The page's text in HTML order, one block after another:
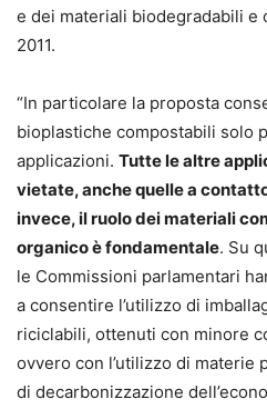
e dei materiali biodegradabili e
2011.
“In particolare la proposta
bioplastiche compostabili solo
applicazioni. Tutte le altre
vietate, anche quelle a
invece, il ruolo dei materiali
organico è fondamentale. Su
le Commissioni parlamentari
a consentire l’utilizzo di
riciclabili, ottenuti con minore
ovvero con l’utilizzo di materie
di decarbonizzazione